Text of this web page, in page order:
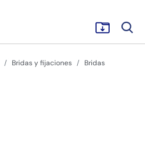
Bridas y fijaciones
Bridas